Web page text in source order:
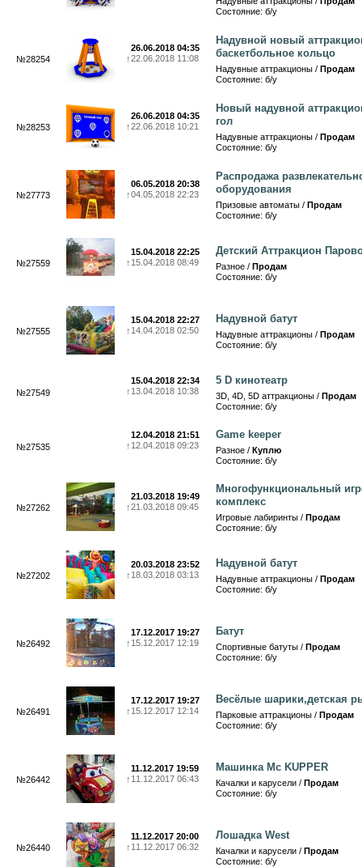
Состояние: б/у
№28254
26.06.2018 04:35
↑22.06.2018 11:08
Надувной новый
баскетбольное кольцо
Надувные аттракционы / Продам
Состояние: б/у
№28253
26.06.2018 04:35
↑22.06.2018 10:21
Новый надувной
гол
Надувные аттракционы / Продам
Состояние: б/у
№27773
06.05.2018 20:38
↑04.05.2018 22:23
Распродажа
оборудования
Призовые автоматы / Продам
Состояние: б/у
№27559
15.04.2018 22:25
↑ 15.04.2018 08:49
Детский Аттракцион
Разное / Продам
Состояние: б/у
№27555
15.04.2018 22:27
↑ 14.04.2018 02:50
Надувной батут
Надувные аттракционы / Продам
Состояние: б/у
№27549
15.04.2018 22:34
↑ 13.04.2018 10:38
5 D кинотеатр
3D, 4D, 5D аттракционы / Продам
Состояние: б/у
№27535
12.04.2018 21:51
↑ 12.04.2018 09:23
Game keeper
Разное / Куплю
Состояние: б/у
№27262
21.03.2018 19:49
↑21.03.2018 09:45
Многофункциональный
комплекс
Игровые лабиринты / Продам
Состояние: б/у
№27202
20.03.2018 23:52
↑ 18.03.2018 03:13
Надувной батут
Надувные аттракционы / Продам
Состояние: б/у
№26492
17.12.2017 19:27
↑ 15.12.2017 12:19
Батут
Спортивные батуты / Продам
Состояние: б/у
№26491
17.12.2017 19:27
↑ 15.12.2017 12:14
Весёлые шарики,детская
Парковые аттракционы / Продам
Состояние: б/у
№26442
11.12.2017 19:59
↑ 11.12.2017 06:43
Машинка Mc KUPPER
Качалки и карусели / Продам
Состояние: б/у
№26440
11.12.2017 20:00
↑ 11.12.2017 06:32
Лошадка West
Качалки и карусели / Продам
Состояние: б/у